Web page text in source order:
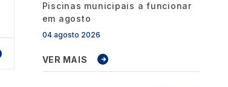
Piscinas municipais a funcionar
em agosto
04 agosto 2026
VER MAIS